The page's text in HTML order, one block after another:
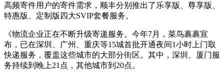
高频寄件用户的寄件需求，顺丰分别推出了乐享版、尊享版、
特惠版、定制版四大SVIP套餐服务。
《物流企业正在不断升级寄递服务。今年7月，菜鸟裹裹宣
布，已在深圳、广州、重庆等15城首批开通夜间1小时上门取
快递服务，覆盖这些城市的大部分街区。其中，深圳、厦门服
务持续到晚上21点，其他城市到20点。